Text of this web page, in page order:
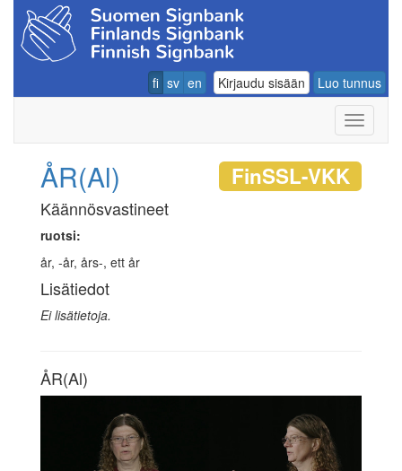
fi sv en Kirjaudu sisään Luo tunnus
ÅR(Al) FinSSL-VKK
Käännösvastineet
ruotsi:
år, -år, års-, ett år
Lisätiedot
Ei lisätietoja.
ÅR(Al)